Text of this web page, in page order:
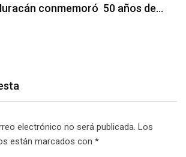
conmemoró 50 años de…
electrónico no será publicada. Los
están marcados con *